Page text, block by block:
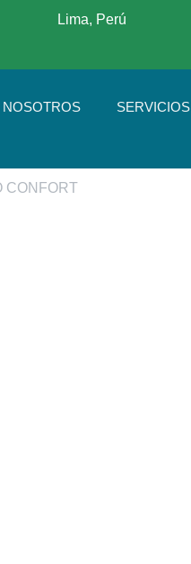
Lima, Perú
NOSOTROS SERVICIOS
CONFORT